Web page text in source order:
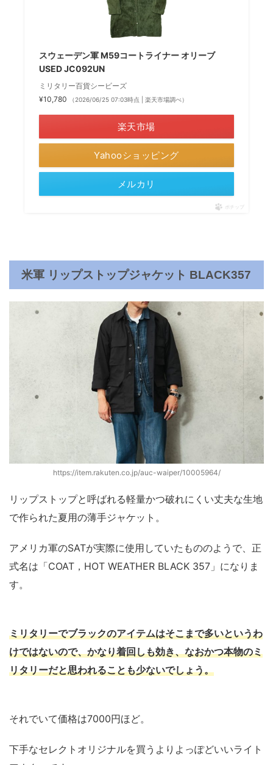
スウェーデン軍 M59コートライナー オリーブ
USED JC092UN
ミリタリー百貨シービーズ
¥10,780
（2026/06/25 07:03時点 | 楽天市場調べ）
楽天市場
Yahooショッピング
メルカリ
ポチップ
米軍 リップストップジャケット BLACK357
https://item.rakuten.co.jp/auc-waiper/10005964/
リップストップと呼ばれる軽量かつ破れにくい丈夫な生地
で作られた夏用の薄手ジャケット。
アメリカ軍のSATが実際に使用していたもののようで、正
式名は「COAT，HOT WEATHER BLACK 357」になりま
す。
ミリタリーでブラックのアイテムはそこまで多いというわ
けではないので、かなり着回しも効き、なおかつ本物のミ
リタリーだと思われることも少ないでしょう。
それでいて価格は7000円ほど。
下手なセレクトオリジナルを買うよりよっぽどいいライト